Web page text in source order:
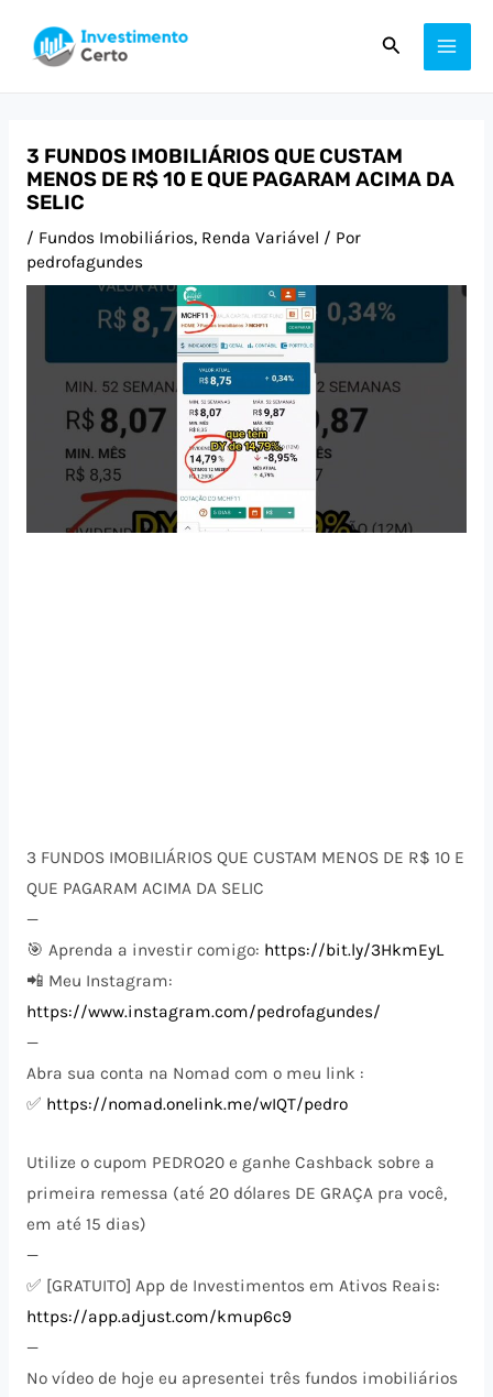
para
Pesquisar
3 FUNDOS IMOBILIÁRIOS QUE CUSTAM
MENOS DE R$ 10 E QUE PAGARAM ACIMA DA
SELIC
/ Fundos Imobiliários, Renda Variável / Por
pedrofagundes
3 FUNDOS IMOBILIÁRIOS QUE CUSTAM MENOS DE R$ 10 E
QUE PAGARAM ACIMA DA SELIC
—
🎯 Aprenda a investir comigo: https://bit.ly/3HkmEyL
📲 Meu Instagram:
https://www.instagram.com/pedrofagundes/
—
Abra sua conta na Nomad com o meu link :
✅ https://nomad.onelink.me/wIQT/pedro
Utilize o cupom PEDRO20 e ganhe Cashback sobre a
primeira remessa (até 20 dólares DE GRAÇA pra você,
em até 15 dias)
—
✅ [GRATUITO] App de Investimentos em Ativos Reais:
https://app.adjust.com/kmup6c9
—
No vídeo de hoje eu apresentei três fundos imobiliários
navigation